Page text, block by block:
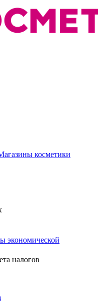
косметики
экономической
налогов